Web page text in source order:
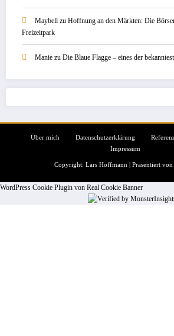
Maybell zu Hoffnung an den Märkten: Die
Freizeitpark
Manie zu Die Blaue Flagge – eines der
Über mich Datenschutzerklärung
Impressum
Copyright: Lars Hoffmann | Präsentiert von
WordPress Cookie Plugin von Real Cookie Banner